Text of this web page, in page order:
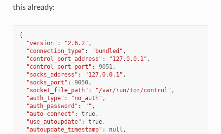
this already:
{
"version" : "2.6.2" ,
"connection_type" : "bundled" ,
"control_port_address" : "127.0.0.1" ,
"control_port_port" : 9051,
"socks_address" : "127.0.0.1" ,
"socks_port" : 9050,
"socket_file_path" : "/var/run/tor/control" ,
"auth_type" : "no_auth" ,
"auth_password" : "" ,
"auto_connect" : true,
"use_autoupdate" : true,
"autoupdate_timestamp" : null ,